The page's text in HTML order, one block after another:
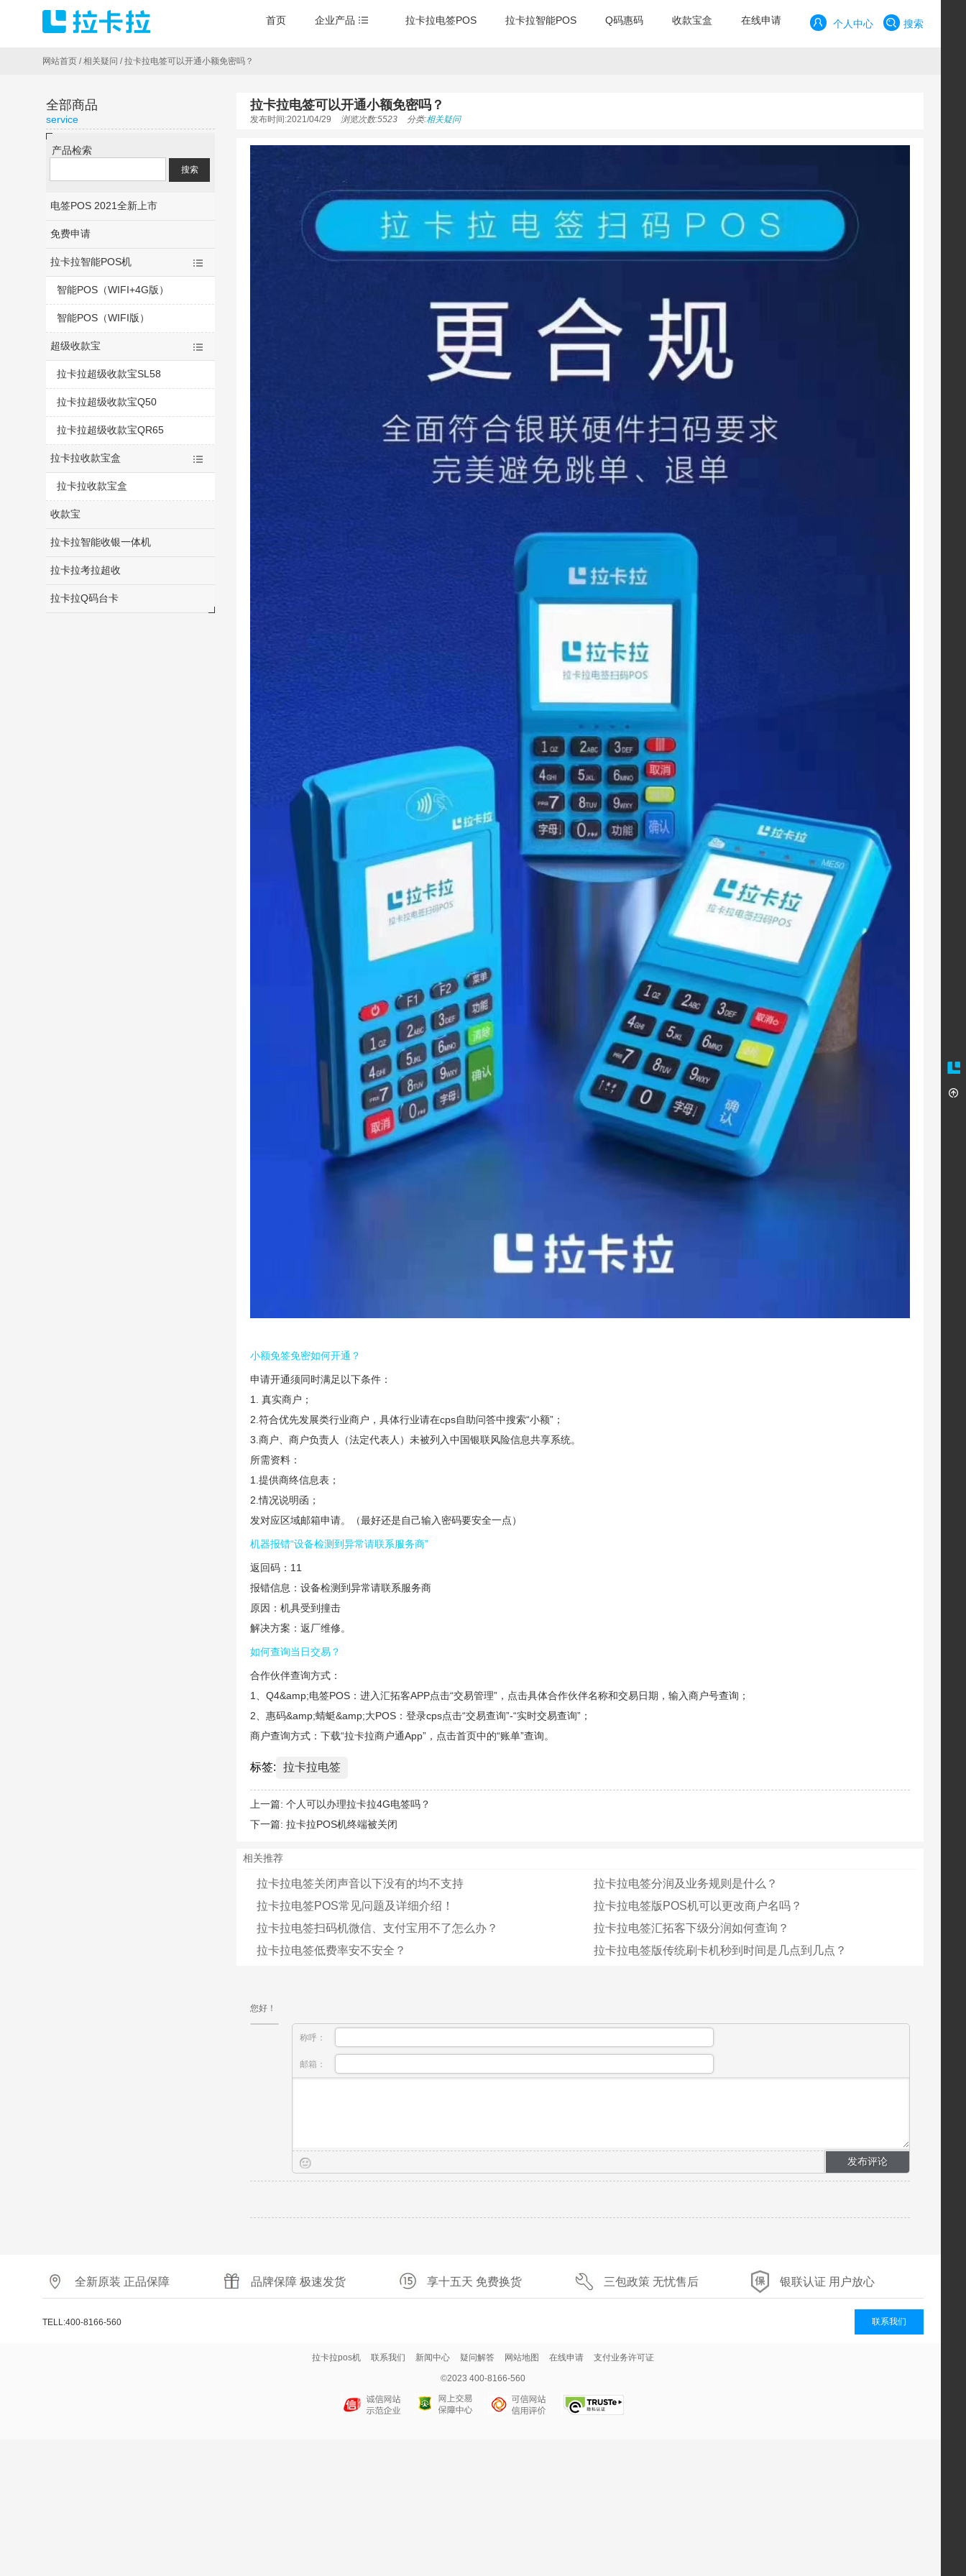
个人中心 搜索
首页 企业产品 拉卡拉电签POS 拉卡拉智能POS Q码惠码 收款宝盒 在线申请
网站首页 /相关疑问 /拉卡拉电签可以开通小额免密吗？
全部商品
service
产品检索
电签POS 2021全新上市
免费申请
拉卡拉智能POS机
智能POS（WIFI+4G版）
智能POS（WIFI版）
超级收款宝
拉卡拉超级收款宝SL58
拉卡拉超级收款宝Q50
拉卡拉超级收款宝QR65
拉卡拉收款宝盒
拉卡拉收款宝盒
收款宝
拉卡拉智能收银一体机
拉卡拉考拉超收
拉卡拉Q码台卡
拉卡拉电签可以开通小额免密吗？
发布时间:2021/04/29 浏览次数:5523 分类:相关疑问
小额免签免密如何开通？
申请开通须同时满足以下条件：
1. 真实商户；
2.符合优先发展类行业商户，具体行业请在cps自助问答中搜索“小额”；
3.商户、商户负责人（法定代表人）未被列入中国银联风险信息共享系统。
所需资料：
1.提供商终信息表；
2.情况说明函；
发对应区域邮箱申请。（最好还是自己输入密码要安全一点）
机器报错“设备检测到异常请联系服务商”
返回码：11
报错信息：设备检测到异常请联系服务商
原因：机具受到撞击
解决方案：返厂维修。
如何查询当日交易？
合作伙伴查询方式：
1、Q4&amp;电签POS：进入汇拓客APP点击“交易管理”，点击具体合作伙伴名称和交易日期，输入商户号查询；
2、惠码&amp;蜻蜓&amp;大POS：登录cps点击“交易查询”-“实时交易查询”；
商户查询方式：下载“拉卡拉商户通App”，点击首页中的“账单”查询。
标签: 拉卡拉电签
上一篇: 个人可以办理拉卡拉4G电签吗？
下一篇: 拉卡拉POS机终端被关闭
相关推荐
拉卡拉电签关闭声音以下没有的均不支持
拉卡拉电签分润及业务规则是什么？
拉卡拉电签POS常见问题及详细介绍！
拉卡拉电签版POS机可以更改商户名吗？
拉卡拉电签扫码机微信、支付宝用不了怎么办？
拉卡拉电签汇拓客下级分润如何查询？
拉卡拉电签低费率安不安全？
拉卡拉电签版传统刷卡机秒到时间是几点到几点？
您好！
称呼：
邮箱：
全新原装 正品保障 品牌保障 极速发货 享十五天 免费换货 三包政策 无忧售后 银联认证 用户放心
TELL:400-8166-560 联系我们
拉卡拉pos机 联系我们 新闻中心 疑问解答 网站地图 在线申请 支付业务许可证
©2023 400-8166-560